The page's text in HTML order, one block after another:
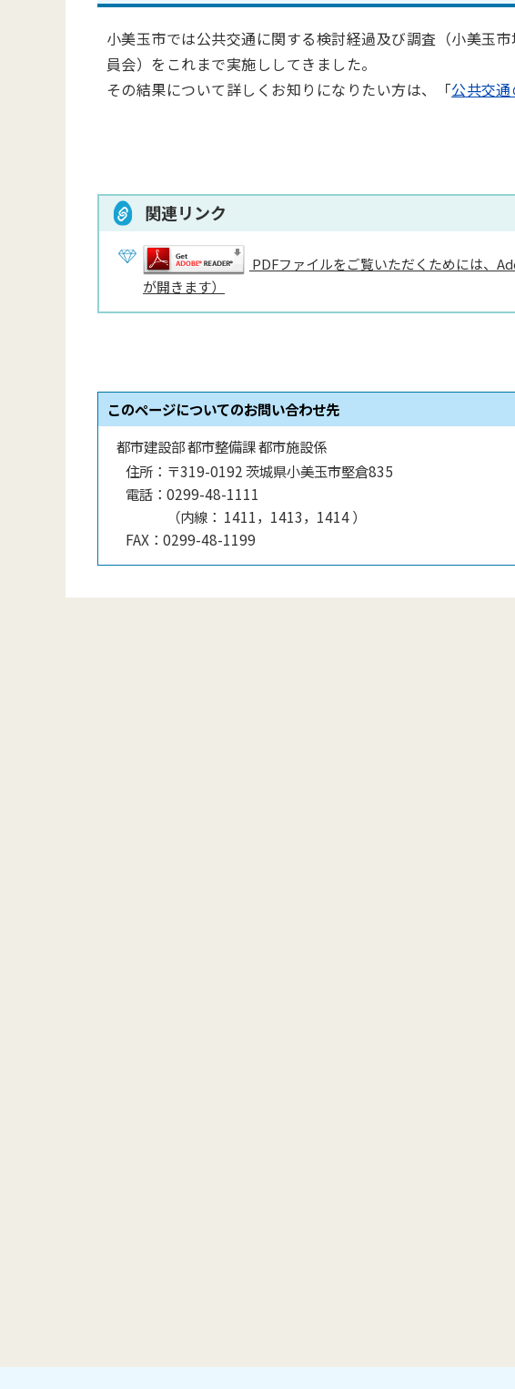
小美玉市では公共交通に関する検討経過及び調査（小美玉
員会）をこれまで実施ししてきました。
その結果について詳しくお知りになりたい方は、「公共交
関連リンク
PDFファイルをご覧いただくためには、
が開きます）
このページについてのお問い合わせ先
都市建設部 都市整備課 都市施設係
住所： 〒319-0192 茨城県小美玉市堅倉835
電話： 0299-48-1111
（内線 ： 1411，1413，1414）
FAX： 0299-48-1199